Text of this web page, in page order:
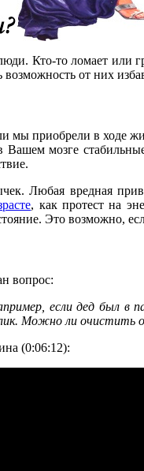
Кто-то ломает или
от них
мы приобрели в
мозге
Любая вредная
, как протест на
Это возможно,
вопрос:
если дед был
Можно ли очистить
(0:06:12):